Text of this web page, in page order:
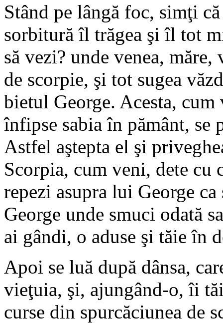
Stând pe lângă foc, simţi
sorbitură îl trăgea şi îl tot
să vezi? unde venea,
de scorpie, şi tot sugea
bietul George. Acesta, cum
înfipse sabia în pământ,
Astfel aştepta el şi
Scorpia, cum veni, dete cu
repezi asupra lui George
George unde smuci odată
ai gândi, o aduse şi tăie în
Apoi se luă după dânsa,
vieţuia, şi, ajungând-o, îi
curse din spurcăciunea de